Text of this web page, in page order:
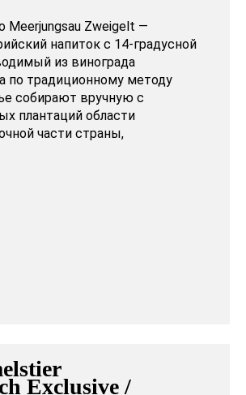
Meerjungsau Zweigelt —
напиток с 14-градусной
из винограда
по традиционному методу
собирают вручную с
плантаций области
части страны,
Exclusive /